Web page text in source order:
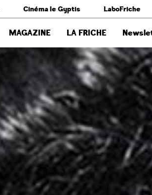
Cinéma le Gyptis LaboFriche
MAGAZINE LA FRICHE